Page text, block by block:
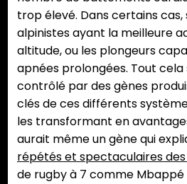
trop élevé. Dans certains
alpinistes ayant la meilleure
altitude, ou les plongeurs
apnées prolongées. Tout
contrôlé par des gènes
clés de ces différents
les transformant en
aurait même un gène qui
répétés et spectaculaires
de rugby à 7 comme Mbappé